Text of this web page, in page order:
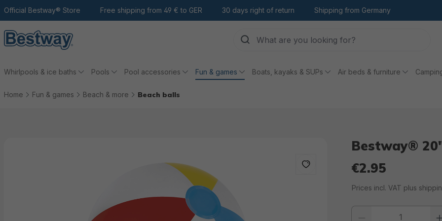
main content
Go to search
To the main navigation
Official Bestway® Store Free shipping from 49 € to GER 30 days right of return Shipping from Germany
Whirlpools & ice baths Pools Pool accessories Fun & games Boats, kayaks & SUPs Air beds & furniture
Home Fun & games Beach & more Beach balls
Bestway®
€2.95
Prices incl. VAT plus
Product quantity: Enter the